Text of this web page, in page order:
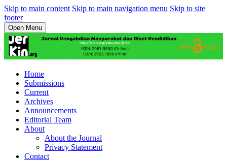
Skip to main content Skip to main navigation menu Skip to site
footer
Open Menu
Home
Submissions
Current
Archives
Announcements
Editorial Team
About
About the Journal
Privacy Statement
Contact